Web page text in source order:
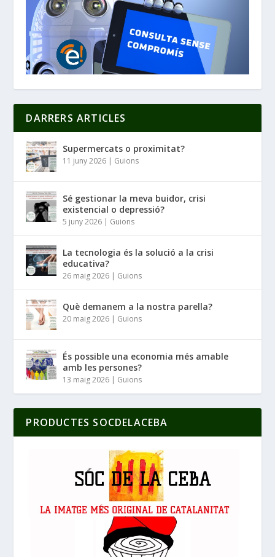
DARRERS ARTICLES
Supermercats o proximitat?
11 juny 2026 | Guions
Sé gestionar la meva buidor, crisi
existencial o depressió?
5 juny 2026 | Guions
La tecnologia és la solució a la crisi
educativa?
26 maig 2026 | Guions
Què demanem a la nostra parella?
20 maig 2026 | Guions
És possible una economia més amable
amb les persones?
13 maig 2026 | Guions
PRODUCTES SOCDELACEBA